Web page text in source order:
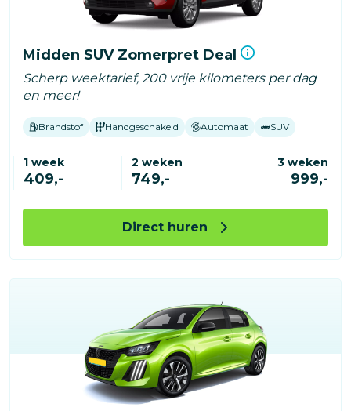
Midden SUV Zomerpret Deal
Scherp weektarief, 200 vrije kilometers per dag
en meer!
Brandstof Handgeschakeld Automaat SUV
1 week
409,-
2 weken
749,-
3 weken
999,-
Direct huren